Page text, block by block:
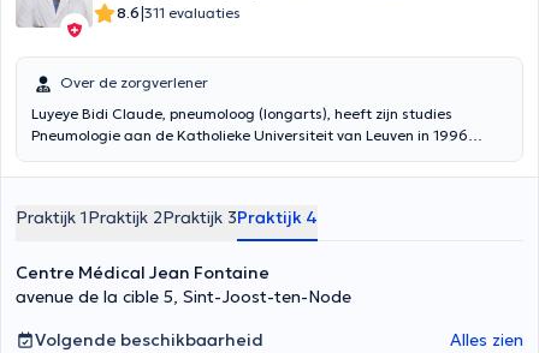
8.6|311 evaluaties
Over de zorgverlener
Luyeye Bidi Claude, pneumoloog (longarts), heeft zijn studies
Pneumologie aan de Katholieke Universiteit van Leuven in 1996
slaapgeneeskunde, tabakologie en allergologie. Dr. Luyeye
Woluwe en één in het medisch centrum van de Naties in Elsene.
Inhoud vertaald door google translate
Praktijk 1Praktijk 2Praktijk 3Praktijk 4
Centre Médical Jean Fontaine
avenue de la cible 5, Sint-Joost-ten-Node
Volgende beschikbaarheid
Alles zien